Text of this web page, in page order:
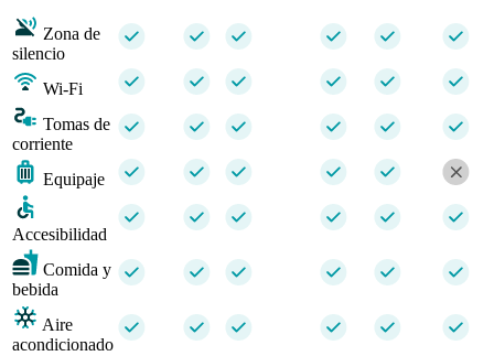
Zona de
silencio
Wi-Fi
Tomas de
corriente
Equipaje
Accesibilidad
Comida y
bebida
Aire
acondicionado